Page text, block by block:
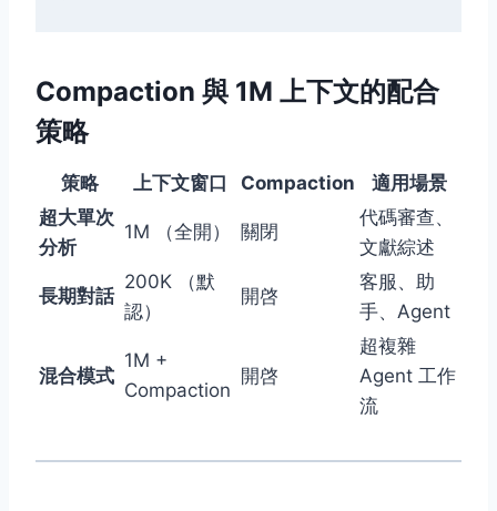
Compaction 與 1M 上下文的配合
策略
策略 上下文窗口 Compaction
適用場景
超大單次
分析
1M （全開） 關閉
代碼審查、
文獻綜述
長期對話
200K （默
認）
開啓
客服、助
手、Agent
混合模式
1M +
Compaction
開啓
超複雜
Agent 工作
流